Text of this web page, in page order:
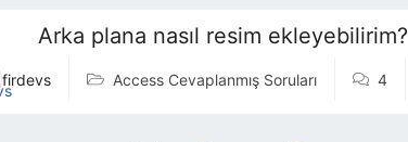
Arka plana nasıl resim ekleyebilirim?
firdevs Access Cevaplanmış Soruları 4